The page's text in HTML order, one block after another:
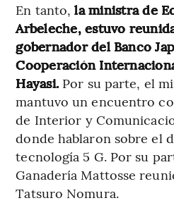
En tanto,la ministra de
Arbeleche, estuvo
gobernador del Banco
Cooperación
Hayasi. Por su parte, el
mantuvo un encuentro
de Interior y
donde hablaron sobre el
tecnología 5 G. Por su
Ganadería Mattosse
Tatsuro Nomura.